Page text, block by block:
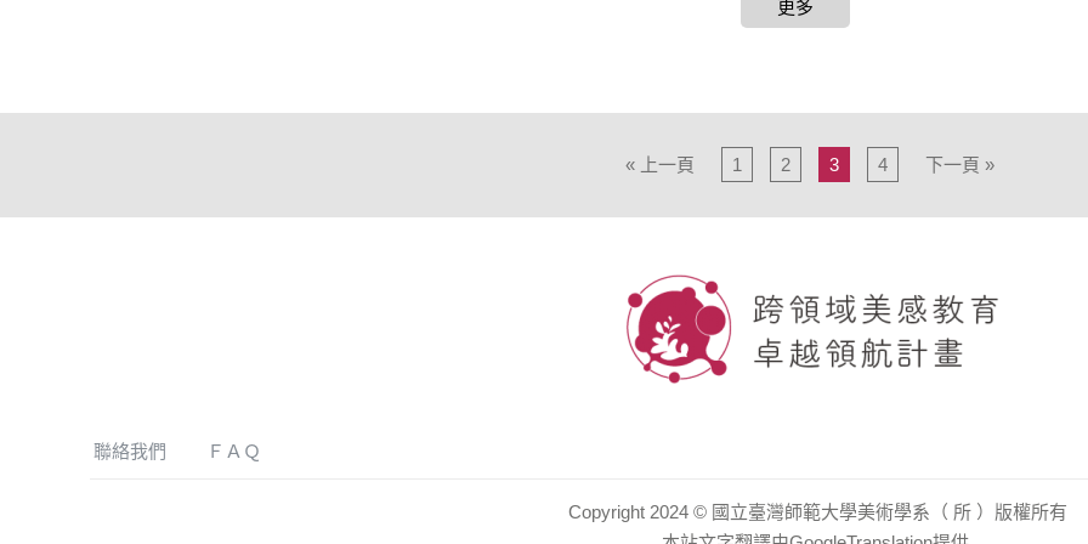
更多
« 上一頁 1 2 3 4 下一頁 »
聯絡我們 ＦＡＱ
Copyright 2024 © 國立臺灣師範大學美術學系（ 所 ）版權所有